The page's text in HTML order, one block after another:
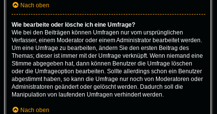
Nach oben
Wie bearbeite oder lösche ich eine Umfrage?
Wie bei den Beiträgen können Umfragen nur vom ursprünglichen
Verfasser, einem Moderator oder einem Administrator bearbeitet werden.
Um eine Umfrage zu bearbeiten, ändern Sie den ersten Beitrag des
Themas; dieser ist immer mit der Umfrage verknüpft. Wenn niemand eine
Stimme abgegeben hat, dann können Benutzer die Umfrage löschen
oder die Umfrageoption bearbeiten. Sollte allerdings schon ein Benutzer
abgestimmt haben, so kann die Umfrage nur noch von Moderatoren oder
Administratoren geändert oder gelöscht werden. Dadurch soll die
Manipulation von laufenden Umfragen verhindert werden.
Nach oben